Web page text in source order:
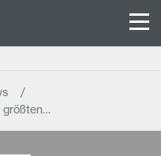
größten…